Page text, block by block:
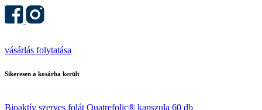
vásárlás folytatása
Sikeresen a kosárba került
Bioaktív szerves folát Quatrefolic® kapszula 60 db